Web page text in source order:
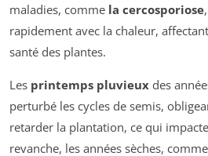
maladies, comme la cercosporiose
rapidement avec la chaleur,
santé des plantes.
Les printemps pluvieux des
perturbé les cycles de semis,
retarder la plantation, ce qui
revanche, les années sèches,